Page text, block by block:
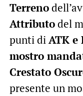
Terreno
Attributodel
punti diATK
mostro
Crestato
presente un